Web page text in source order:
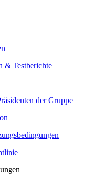
& Testberichte
der Gruppe